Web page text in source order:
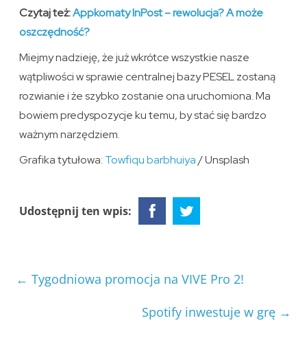
Czytaj też:Appkomaty InPost – rewolucja? A może
oszczędność?
Miejmy nadzieję, że już wkrótce wszystkie nasze
wątpliwości w sprawie centralnej bazy PESEL zostaną
rozwianie i że szybko zostanie ona uruchomiona. Ma
bowiem predyspozycje ku temu, by stać się bardzo
ważnym narzędziem.
Grafika tytułowa: Towfiqu barbhuiya/ Unsplash
Udostępnij ten wpis:
← Tygodniowa promocja na VIVE Pro 2!
Spotify inwestuje w grę →